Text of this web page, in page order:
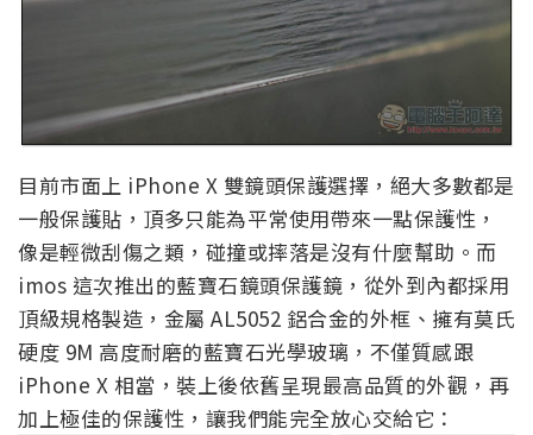
目前市面上 iPhone X 雙鏡頭保護選擇，絕大多數都是
一般保護貼，頂多只能為平常使用帶來一點保護性，
像是輕微刮傷之類，碰撞或摔落是沒有什麼幫助。而
imos 這次推出的藍寶石鏡頭保護鏡，從外到內都採用
頂級規格製造，金屬 AL5052 鋁合金的外框、擁有莫氏
硬度 9M 高度耐磨的藍寶石光學玻璃，不僅質感跟
iPhone X 相當，裝上後依舊呈現最高品質的外觀，再
加上極佳的保護性，讓我們能完全放心交給它：